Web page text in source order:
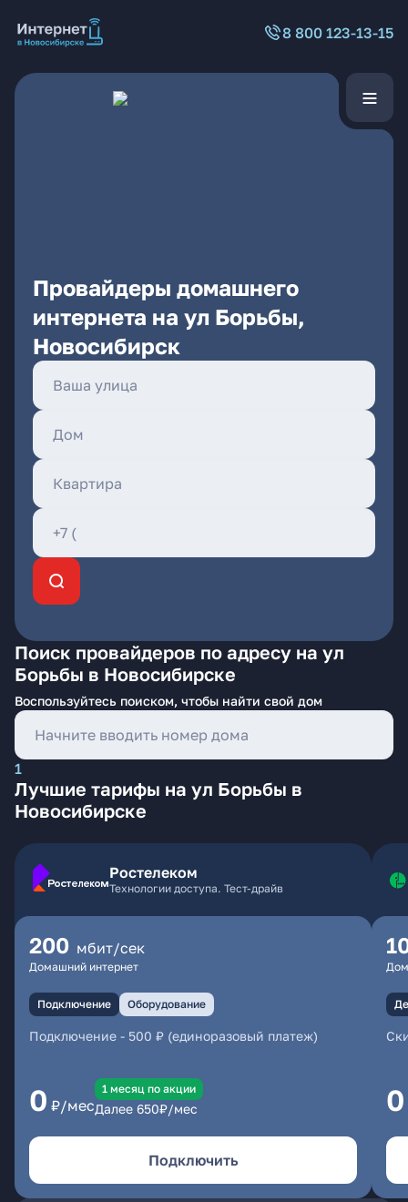
8 800 123-13-15
Провайдеры домашнего
интернета на ул Борьбы,
Новосибирск
Поиск провайдеров по адресу на ул
Борьбы в Новосибирске
Воспользуйтесь поиском, чтобы найти свой дом
1
Лучшие тарифы на ул Борьбы в
Новосибирске
Ростелеком
Технологии доступа. Тест-драйв
200 мбит/сек
Домашний интернет
Подключение Оборудование
Подключение - 500 ₽ (единоразовый платеж)
0 ₽/мес
1 месяц по акции
Далее 650₽/мес
Подключить
0